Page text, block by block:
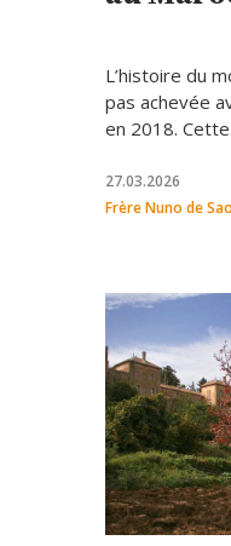
L’histoire du
pas achevée
en 2018.
avec frère
27.03.2026
Frère Nuno de